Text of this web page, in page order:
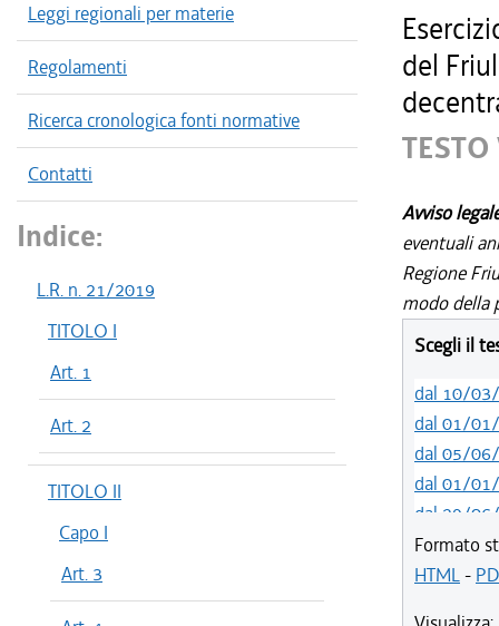
Leggi regionali per materie
Regolamenti
Ricerca cronologica fonti normative
Contatti
Indice:
L.R. n. 21/2019
TITOLO I
Art. 1
Art. 2
TITOLO II
Capo I
Art. 3
del
Avviso
eventuali
Regione
modo della
Scegli il
dal 10/
dal 01/
dal 05/
dal 01/
dal 29/
dal 23/
dal 12/
Formato
HTML-